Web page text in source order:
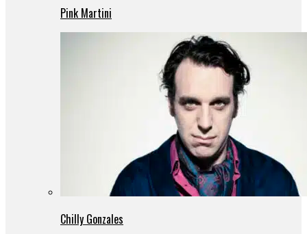
Pink Martini
Chilly Gonzales